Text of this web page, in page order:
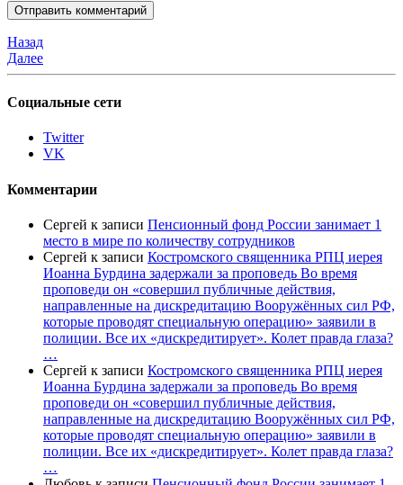
Назад
Далее
Социальные сети
Twitter
VK
Комментарии
Сергей к записи Пенсионный фонд России занимает 1
место в мире по количеству сотрудников
Сергей к записи Костромского священника РПЦ иерея
Иоанна Бурдина задержали за проповедь Во время
проповеди он «совершил публичные действия,
направленные на дискредитацию Вооружённых сил РФ,
которые проводят специальную операцию» заявили в
полиции. Все их «дискредитирует». Колет правда глаза?
…
Сергей к записи Костромского священника РПЦ иерея
Иоанна Бурдина задержали за проповедь Во время
проповеди он «совершил публичные действия,
направленные на дискредитацию Вооружённых сил РФ,
которые проводят специальную операцию» заявили в
полиции. Все их «дискредитирует». Колет правда глаза?
…